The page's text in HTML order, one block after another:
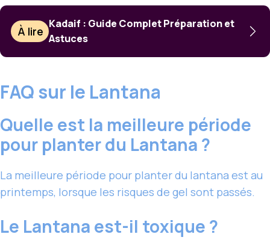
À lire
Kadaif : Guide Complet Préparation et
Astuces
FAQ sur le Lantana
Quelle est la meilleure période
pour planter du Lantana ?
La meilleure période pour planter du lantana est au
printemps, lorsque les risques de gel sont passés.
Le Lantana est-il toxique ?